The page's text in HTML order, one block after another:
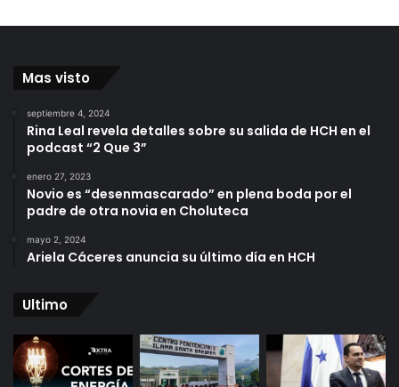
Mas visto
septiembre 4, 2024
Rina Leal revela detalles sobre su salida de HCH en el
podcast “2 Que 3”
enero 27, 2023
Novio es “desenmascarado” en plena boda por el
padre de otra novia en Choluteca
mayo 2, 2024
Ariela Cáceres anuncia su último día en HCH
Ultimo